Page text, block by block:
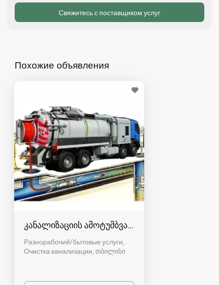
Похожие объявления
კანალიზაციის ამოტუმბვა, გაწმენდა
Разнорабочий/бытовые услуги,
Очистка канализации თბილისი